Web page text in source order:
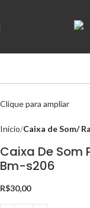
Clique para ampliar
Início Caixa de Som/
Caixa De
Bm-s206
R$30,00